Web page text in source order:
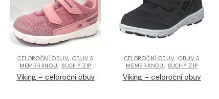
CELOROČNÍ OBUV, OBUV S
MEMBRÁNOU, SUCHÝ ZIP
Viking – celoroční obuv
CELOROČNÍ OBUV, OBUV S
MEMBRÁNOU,SUCHÝ ZIP
Viking – celoroční obuv